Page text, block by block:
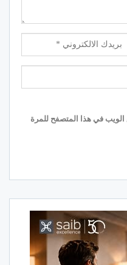
الويب في هذا المتصفح للمرة